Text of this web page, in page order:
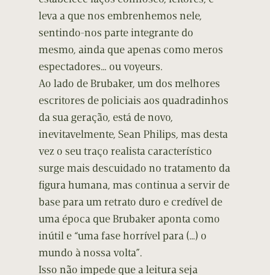
leva a que nos embrenhemos nele,
sentindo-nos parte integrante do
mesmo, ainda que apenas como meros
espectadores… ou voyeurs.
Ao lado de Brubaker, um dos melhores
escritores de policiais aos quadradinhos
da sua geração, está de novo,
inevitavelmente, Sean Philips, mas desta
vez o seu traço realista característico
surge mais descuidado no tratamento da
figura humana, mas continua a servir de
base para um retrato duro e credível de
uma época que Brubaker aponta como
inútil e “uma fase horrível para (…) o
mundo à nossa volta”.
Isso não impede que a leitura seja